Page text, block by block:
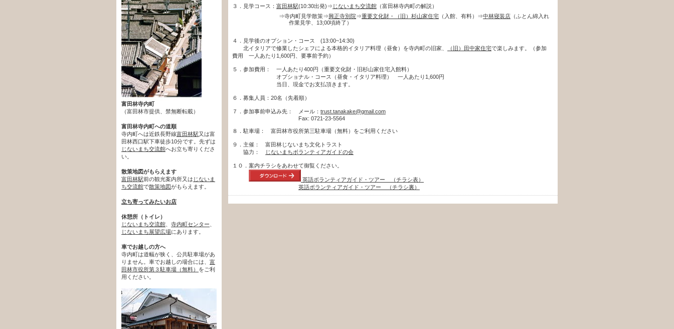
３． 見学コース： 富田林駅(10:30出発)⇒ じないまち交流館 （富田林寺内町の解説）
⇒寺内町見学散策⇒興正寺別院⇒重要文化財・（旧）杉山家住宅 （入館、有料）⇒中林寝装店 （ふとん綿入れ
作業見学、13;00頃終了）
４．見学後のオプション・コース (13:00~14:30)
北イタリアで修業したシェフによる本格的イタリア料理（昼食）を寺内町の旧家、
（旧）田中家住宅で楽しみます。（参加
費用 一人あたり1,600円、要事前予約）
５．参加費用： 一人あたり400円（重要文化財・旧杉山家住宅入館料）
オプショナル・コース（昼食・イタリア料理） 一人あたり1,600円
当日、現金でお支払頂きます。
６． 募集人員：20名（先着順）
７． 参加事前申込み先： メール： trust.tanakake@gmail.com
Fax: 0721-23-5564
８．駐車場： 富田林市役所第三駐車場（無料）をご利用ください
９．主催： 富田林じないまち文化トラスト
協力：
じないまちボランティアガイドの会
１０．案内チラシをあわせて御覧ください。
英語ボランティアガイド・ツアー （チラシ表）
英語ボランティアガイド・ツアー （チラシ裏）
富田林寺内町
（富田林市提供、禁無断転載）
富田林寺内町への道順
寺内町へは近鉄長野線富田林駅又は富
田林西口駅下車徒歩10分です。先ずは
じないまち交流館へお立ち寄りくださ
い。
散策地図がもらえます
富田林駅前の観光案内所又は じないま
ち交流館で散策地図がもらえます。
立ち寄ってみたいお店
休憩所（トイレ）
じないまち交流館
寺内町センター
じないまち展望広場にあります。
車でお越しの方へ
寺内町は道幅が狭く、公共駐車場があ
りません。車でお越しの場合には、 富
田林市役所第３駐車場（無料） をご利
用ください。